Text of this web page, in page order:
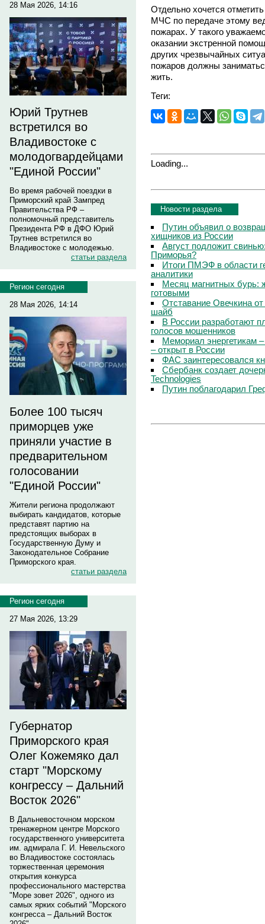
28 Мая 2026, 14:16
Юрий Трутнев
встретился во
Владивостоке с
молодогвардейцами
"Единой России"
Во время рабочей поездки в
Приморский край Зампред
Правительства РФ –
полномочный представитель
Президента РФ в ДФО Юрий
Трутнев встретился во
Владивостоке с молодежью.
статьи раздела
Регион сегодня
28 Мая 2026, 14:14
Более 100 тысяч
приморцев уже
приняли участие в
предварительном
голосовании
"Единой России"
Жители региона продолжают
выбирать кандидатов, которые
представят партию на
предстоящих выборах в
Государственную Думу и
Законодательное Собрание
Приморского края.
статьи раздела
Регион сегодня
27 Мая 2026, 13:29
Губернатор
Приморского края
Олег Кожемяко дал
старт "Морскому
конгрессу – Дальний
Восток 2026"
В Дальневосточном морском
тренажерном центре Морского
государственного университета
им. адмирала Г. И. Невельского
во Владивостоке состоялась
торжественная церемония
открытия конкурса
профессионального мастерства
"Море зовет 2026", одного из
самых ярких событий "Морского
конгресса – Дальний Восток
Отдельно хочется
МЧС по передаче этому
пожарах. У такого
оказании экстренной
других чрезвычайных
пожаров должны
жить.
Теги:
Loading...
Новости раздела
Путин объявил о
хищников из России
Август подложит
Приморья?
Итоги ПМЭФ в области
аналитики
Месяц магнитных бурь:
готовыми
Отставание Овечкина
шайб
В России разработают
голосов мошенников
Мемориал энергетикам
– открыт в России
ФАС заинтересовался
Сбербанк создает
Technologies
Путин поблагодарил